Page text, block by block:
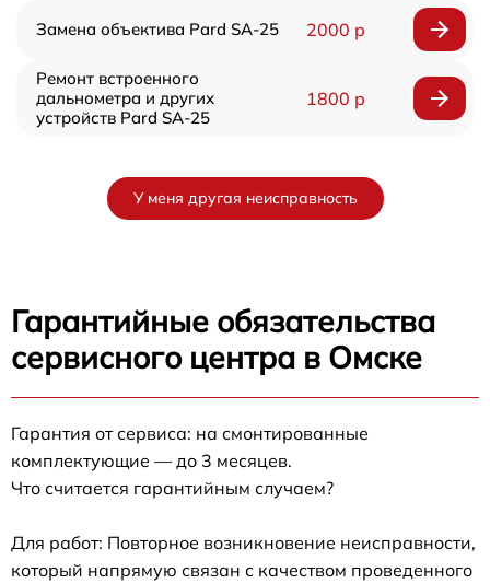
Замена объектива Pard SA-25 2000 р
Ремонт встроенного
дальнометра и других
устройств Pard SA-25
1800 р
У меня другая неисправность
Гарантийные обязательства
сервисного центра в Омске
Гарантия от сервиса: на смонтированные
комплектующие — до 3 месяцев.
Что считается гарантийным случаем?
Для работ: Повторное возникновение неисправности,
который напрямую связан с качеством проведенного